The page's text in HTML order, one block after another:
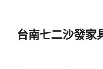
台南七二沙發家